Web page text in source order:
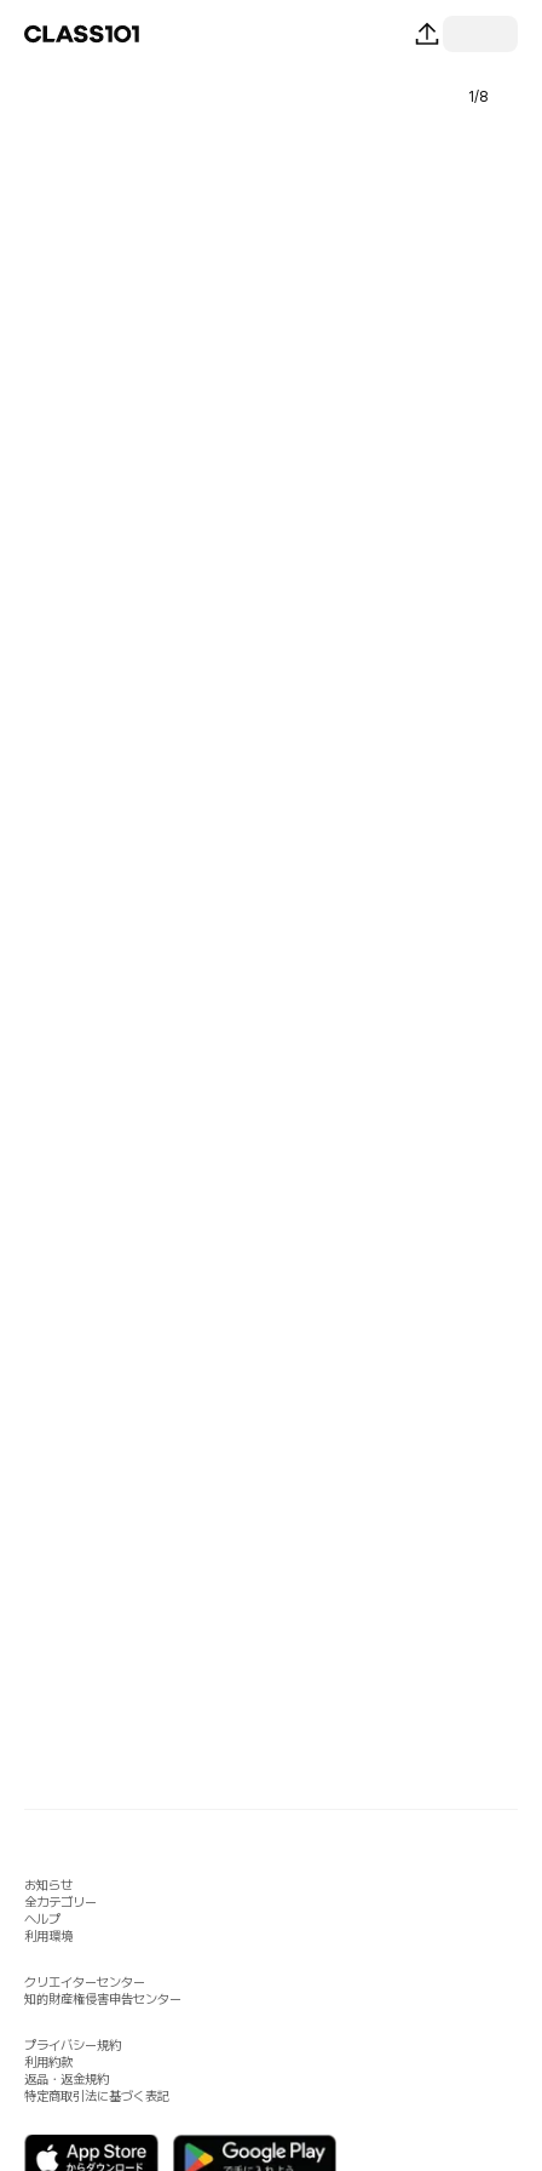
1/8
お知らせ
全カテゴリー
ヘルプ
利用環境
クリエイターセンター
知的財産権侵害申告センター
プライバシー規約
利用約款
返品・返金規約
特定商取引法に基づく表記